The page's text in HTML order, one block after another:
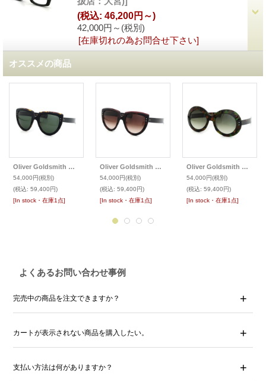
42,000円～ (税別)
(税込: 46,200円～)
[在庫切れの為お問合せ下さい]
オススメの商品
Oliver Goldsmith オリバーゴールドスミス サングラス Y-NOT
54,000円(税別)
(税込: 59,400円)
[In stock・在庫1点]
Oliver Goldsmith オリバーゴールドスミス サングラス Y-NOT
54,000円(税別)
(税込: 59,400円)
[In stock・在庫1点]
Oliver Goldsmith オリバーゴールドスミス サングラス KOKO ココ
54,000円(税別)
(税込: 59,400円)
[In stock・在庫1点]
よくあるお問い合わせ事例
完売中の商品を注文できますか？
カートが表示されない商品を購入したい。
支払い方法は何がありますか？